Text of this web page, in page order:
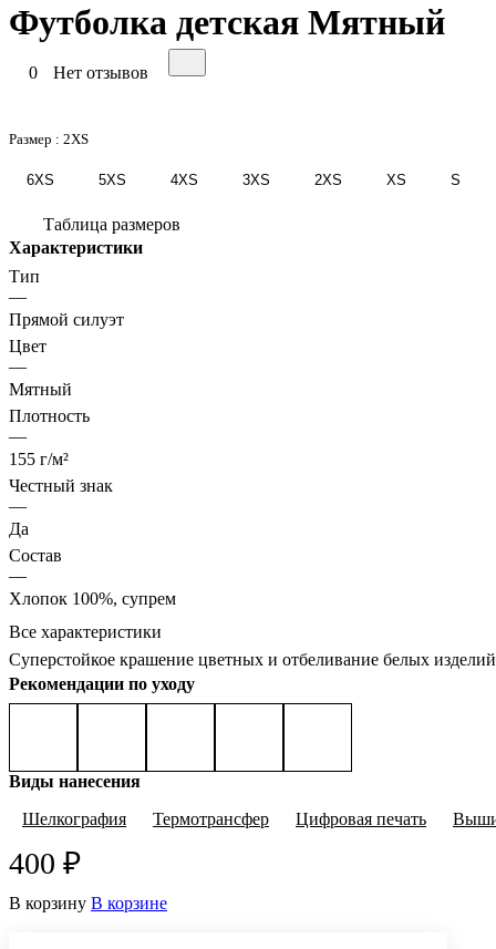
Футболка детская Мятный
0 Нет отзывов
Размер : 2XS
6XS 5XS 4XS 3XS 2XS XS S
Таблица размеров
Характеристики
Тип
—
Прямой силуэт
Цвет
—
Мятный
Плотность
—
155 г/м²
Честный знак
—
Да
Состав
—
Хлопок 100%, супрем
Все характеристики
Cуперстойкое крашение цветных и отбеливание белых
Рекомендации по уходу
Виды нанесения
Шелкография
Термотрансфер Цифровая печать
400 ₽
В корзину В корзине